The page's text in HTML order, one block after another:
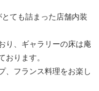
ても詰まった店舗内装
り、ギャラリーの床は庵
おります。
、フランス料理をお楽し